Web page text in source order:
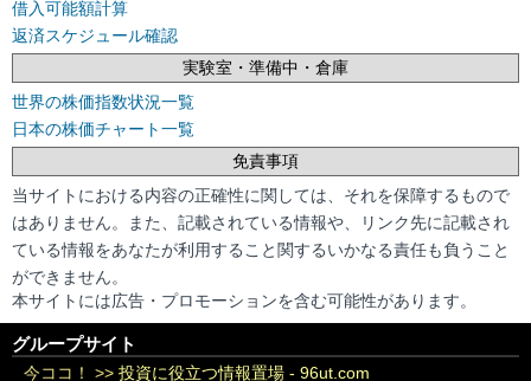
借入可能額計算
返済スケジュール確認
実験室・準備中・倉庫
世界の株価指数状況一覧
日本の株価チャート一覧
免責事項
当サイトにおける内容の正確性に関しては、それを保障するもので
はありません。また、記載されている情報や、リンク先に記載され
ている情報をあなたが利用すること関するいかなる責任も負うこと
ができません。
本サイトには広告・プロモーションを含む可能性があります。
グループサイト
今ココ！ >> 投資に役立つ情報置場 - 96ut.com